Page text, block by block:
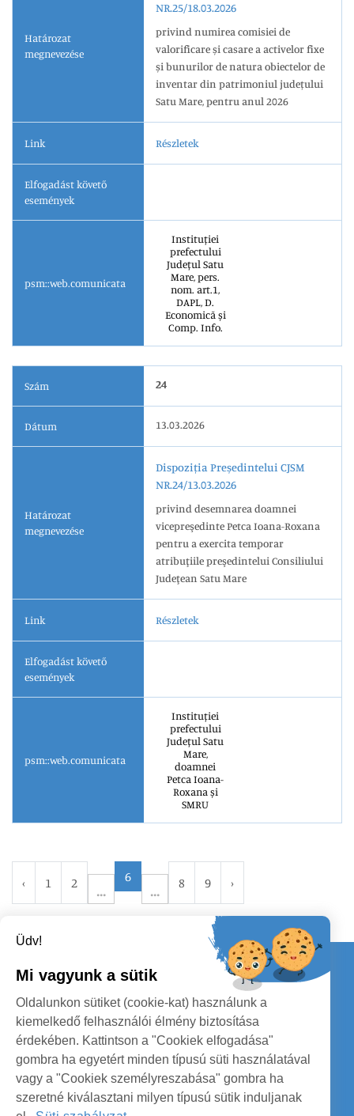
Határozat
megnevezése
NR.25/18.03.2026
privind numirea comisiei de
valorificare și casare a activelor fixe
și bunurilor de natura obiectelor de
inventar din patrimoniul județului
Satu Mare, pentru anul 2026
Link Részletek
Elfogadást követő
események
psm::web.comunicata
Instituției
prefectului
Județul Satu
Mare, pers.
nom. art.1,
DAPL, D.
Economică și
Comp. Info.
Szám 24
Dátum 13.03.2026
Határozat
megnevezése
Dispoziția Președintelui CJSM
NR.24/13.03.2026
privind desemnarea doamnei
vicepreşedinte Petca Ioana-Roxana
pentru a exercita temporar
atribuţiile preşedintelui Consiliului
Judeţean Satu Mare
Link Részletek
Elfogadást követő
események
psm::web.comunicata
Instituției
prefectului
Județul Satu
Mare,
doamnei
Petca Ioana-
Roxana și
SMRU
‹ 1 2 6 8 9 ›
SZATMÁR MEGYE MEGYEI TANÁCS
Kapcsolat
KÖVESSENEK
Üdv!
Mi vagyunk a sütik
Oldalunkon sütiket (cookie-kat) használunk a
kiemelkedő felhasználói élmény biztosítása
érdekében. Kattintson a "Cookiek elfogadása"
gombra ha egyetért minden típusú süti használatával
vagy a "Cookiek személyreszabása" gombra ha
szeretné kiválasztani milyen típusú sütik induljanak